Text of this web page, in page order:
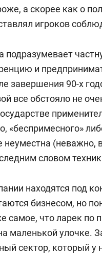
С отличием
МГУ им.
Института
академии
по отделению
заведующий
отношений
исследований
РАН. В мае 2019-
года избран
а скорее как о
игроков
и
завершения 90-х
все обстояло не
«беспримесного»
(неважно,
словом
находятся под
бизнесом, но
самое, что ларек по
маленькой улочке.
сектор, который у